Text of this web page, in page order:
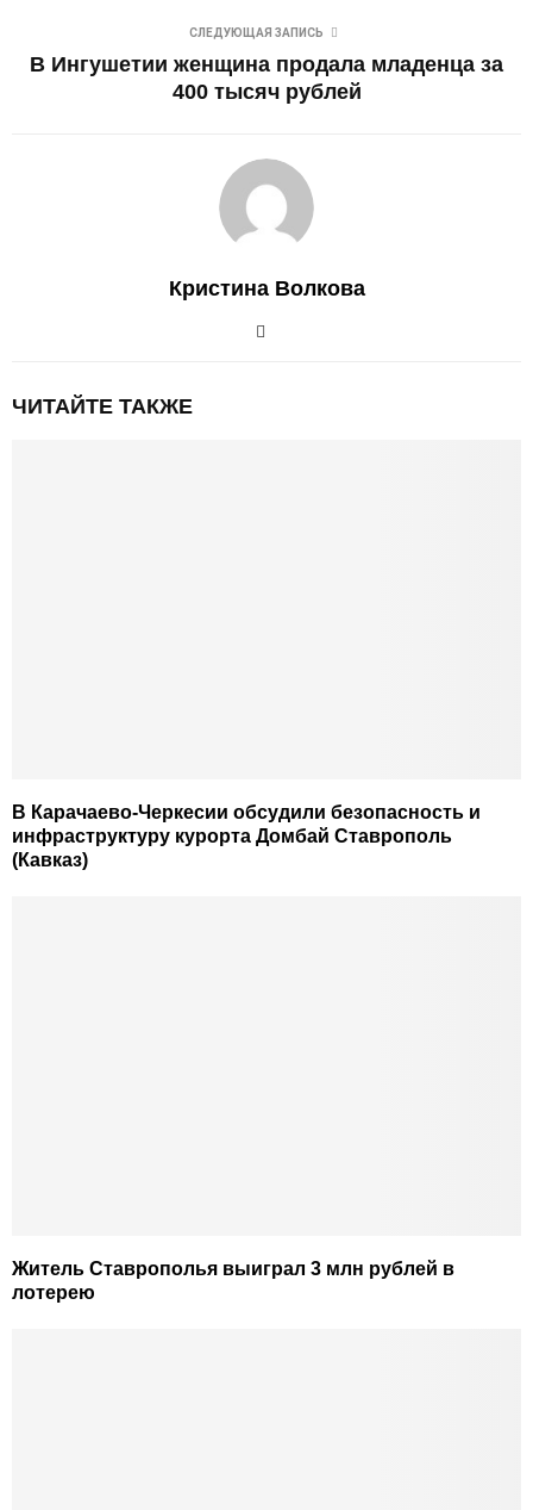
СЛЕДУЮЩАЯ ЗАПИСЬ
В Ингушетии женщина продала младенца за
400 тысяч рублей
Кристина Волкова
ЧИТАЙТЕ ТАКЖЕ
В Карачаево-Черкесии обсудили безопасность и
инфраструктуру курорта Домбай Ставрополь
(Кавказ)
Житель Ставрополья выиграл 3 млн рублей в
лотерею